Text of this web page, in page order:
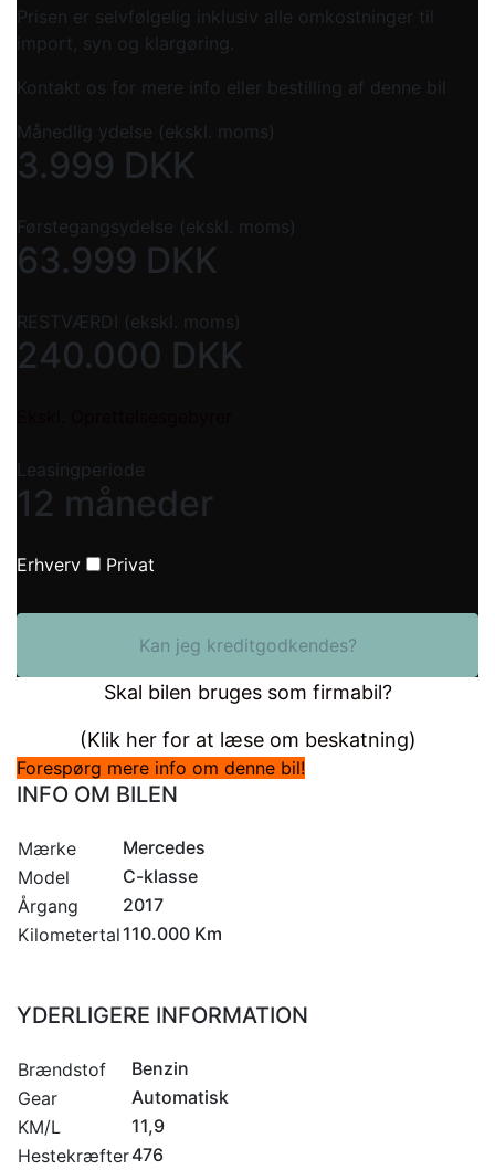
Prisen er selvfølgelig inklusiv alle omkostninger til
import, syn og klargøring.
Kontakt os for mere info eller bestilling af denne bil
Månedlig ydelse (ekskl. moms)
3.999 DKK
Førstegangsydelse (ekskl. moms)
63.999 DKK
RESTVÆRDI (ekskl. moms)
240.000 DKK
Leasingperiode
12 måneder
Erhverv Privat
Kan jeg kreditgodkendes?
Skal bilen bruges som firmabil?
(Klik her for at læse om beskatning)
Forespørg mere info om denne bil!
INFO OM BILEN
Mærke
Mercedes
Model
C-klasse
Årgang
2017
Kilometertal 110.000 Km
YDERLIGERE INFORMATION
Brændstof
Benzin
Gear
Automatisk
KM/L
11,9
Hestekræfter476